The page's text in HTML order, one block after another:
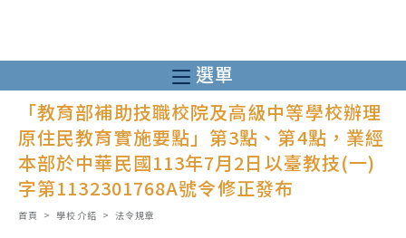
至
主
內
選單
「教育部補助技職校院及高級中等學校辦理
原住民教育實施要點」第3點、第4點，業經
本部於中華民國113年7月2日以臺教技(一)
字第1132301768A號令修正發布
首頁 > 學校介紹 > 法令規章